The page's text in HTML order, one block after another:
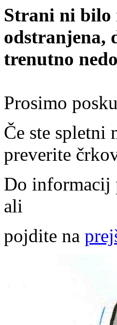
Strani ni bilo
odstranjena,
trenutno
Prosimo
Če ste
preverite
Do informacij
ali
pojdite na